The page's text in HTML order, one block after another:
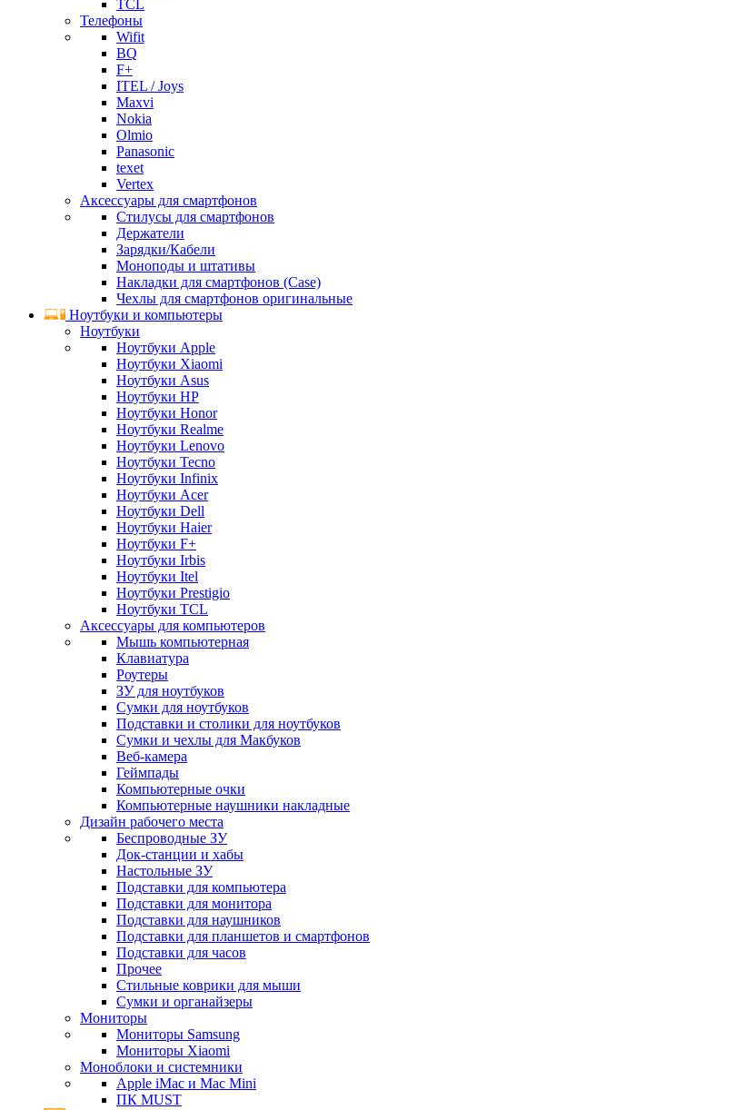
TCL
Телефоны
Wifit
BQ
F+
ITEL / Joys
Maxvi
Nokia
Olmio
Panasonic
texet
Vertex
Аксессуары для смартфонов
Стилусы для смартфонов
Держатели
Зарядки/Кабели
Моноподы и штативы
Накладки для смартфонов (Case)
Чехлы для смартфонов оригинальные
Ноутбуки и компьютеры
Ноутбуки
Ноутбуки Apple
Ноутбуки Xiaomi
Ноутбуки Asus
Ноутбуки HP
Ноутбуки Honor
Ноутбуки Realme
Ноутбуки Lenovo
Ноутбуки Tecno
Ноутбуки Infinix
Ноутбуки Acer
Ноутбуки Dell
Ноутбуки Haier
Ноутбуки F+
Ноутбуки Irbis
Ноутбуки Itel
Ноутбуки Prestigio
Ноутбуки TCL
Аксессуары для компьютеров
Мышь компьютерная
Клавиатура
Роутеры
ЗУ для ноутбуков
Сумки для ноутбуков
Подставки и столики для ноутбуков
Сумки и чехлы для Макбуков
Веб-камера
Геймпады
Компьютерные очки
Компьютерные наушники накладные
Дизайн рабочего места
Беспроводные ЗУ
Док-станции и хабы
Настольные ЗУ
Подставки для компьютера
Подставки для монитора
Подставки для наушников
Подставки для планшетов и смартфонов
Подставки для часов
Прочее
Стильные коврики для мыши
Сумки и органайзеры
Мониторы
Мониторы Samsung
Мониторы Xiaomi
Моноблоки и системники
Apple iMac и Mac Mini
ПК MUST